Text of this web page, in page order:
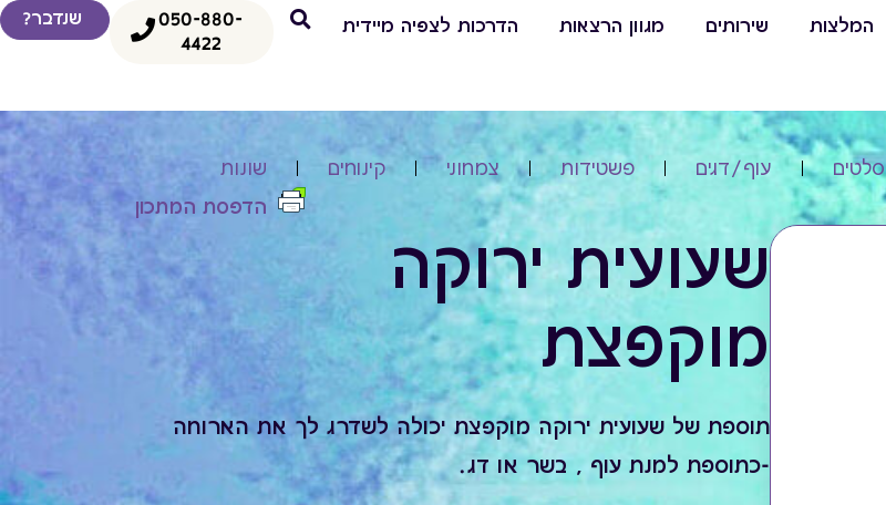
המלצות שירותים מגוון הרצאות הדרכות לצפיה מיידית
050-880-
4422
שנדבר?
סלטים עוף/דגים פשטידות צמחוני קינוחים
שונות
הדפסת המתכון
שעועית ירוקה
מוקפצת
תוספת של שעועית ירוקה מוקפצת יכולה לשדרג לך את הארוחה
-כתוספת למנת עוף , בשר או דג.